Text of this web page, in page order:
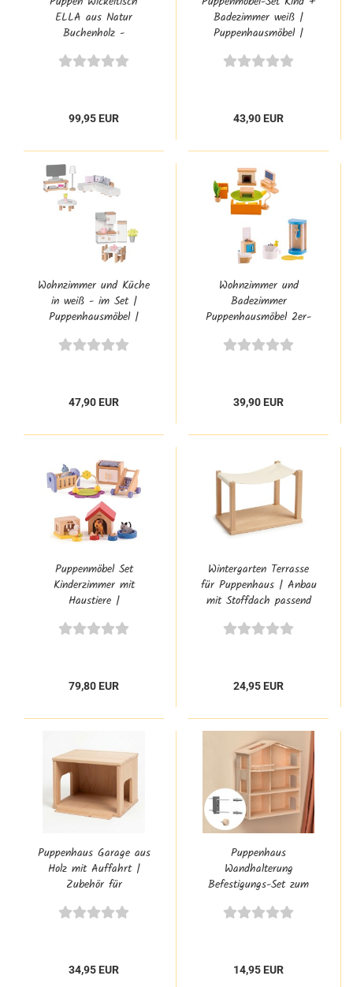
ELLA aus Natur
Buchenholz -
Puppen im Montessori
99,95 EUR
Badezimmer weiß |
Puppenhausmöbel |
Badezimmer
43,90 EUR
Wohnzimmer und Küche
in weiß - im Set |
Puppenhausmöbel |
Puppenhaus
47,90 EUR
Wohnzimmer und
Badezimmer
Puppenhausmöbel 2er-
39,90 EUR
Puppenmöbel Set
Kinderzimmer mit
Haustiere |
79,80 EUR
Wintergarten Terrasse
für Puppenhaus | Anbau
mit Stoffdach passend
ELSA
24,95 EUR
Puppenhaus Garage aus
Holz mit Auffahrt |
Zubehör für
Lotti & Elsa
34,95 EUR
Puppenhaus
Wandhalterung
Befestigungs-Set zum
der Wand aufhängen |
14,95 EUR